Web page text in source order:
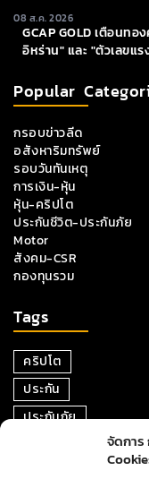
จัดกา
08 ส.ค. 2026
GCAP GOLD เตือนท
อิหร่าน" และ "ตัวเลขแ
Popular
กรอบข่าวลีด
อสังหาริมทรัพย์
รอบวันทันเหตุ
การเงิน-หุ้น
หุ้น-คริปโต
ประกันชีวิต-ประกันภัย
Motor
สังคม-CSR
กองทุนรวม
Tags
คริปโต
ประกัน
ประกันภัย